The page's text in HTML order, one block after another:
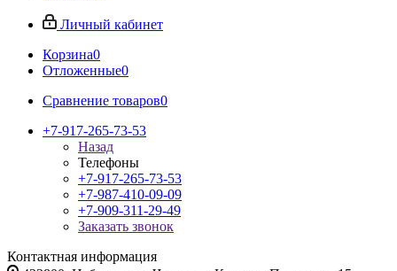
Личный кабинет
Корзина0
Отложенные0
Сравнение товаров0
+7-917-265-73-53
Назад
Телефоны
+7-917-265-73-53
+7-987-410-09-09
+7-909-311-29-49
Заказать звонок
Контактная информация